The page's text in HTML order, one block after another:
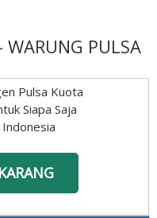
WARUNG PULSA
Pulsa Kuota
Siapa Saja